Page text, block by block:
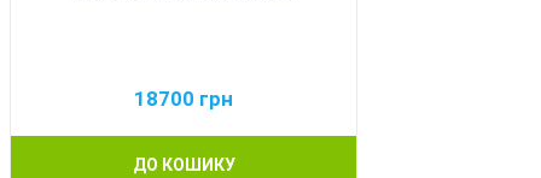
18700 грн
ДО КОШИКУ